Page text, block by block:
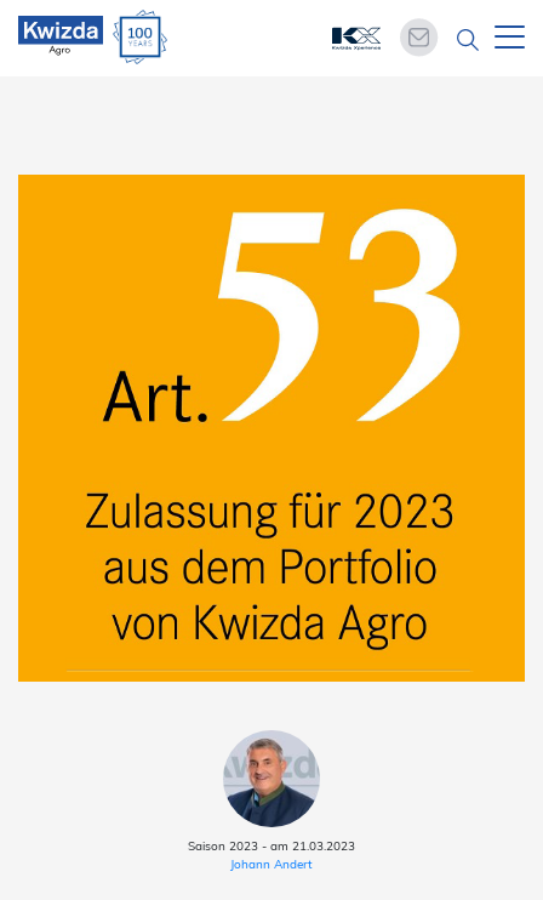
Saison 2023 - am 21.03.2023
Johann Andert